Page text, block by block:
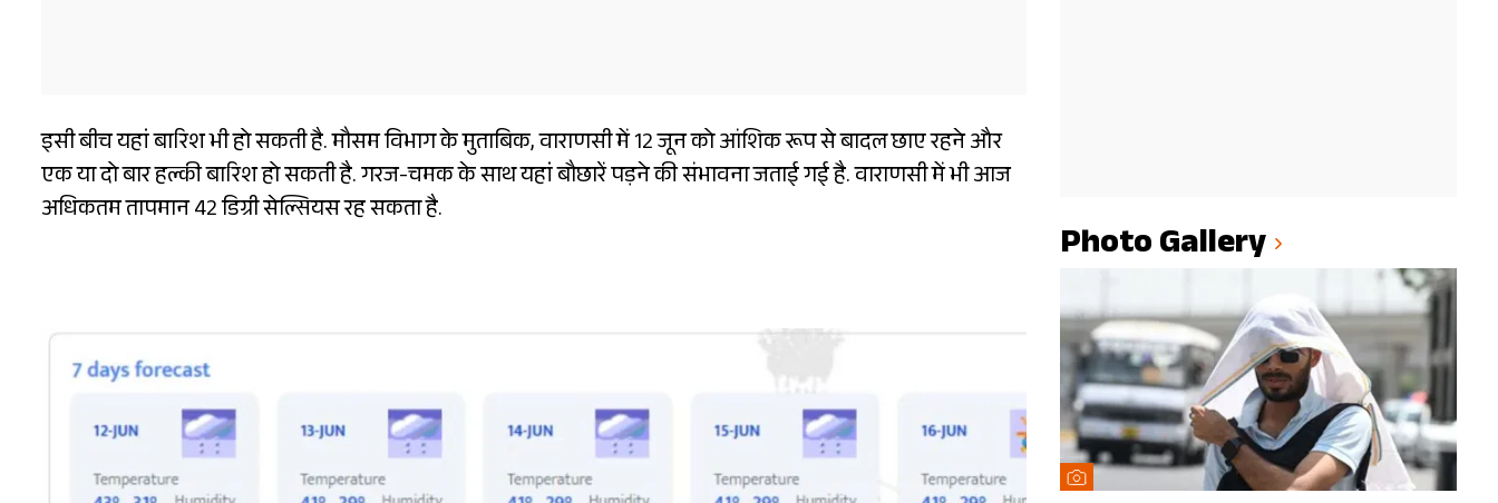
इसी बीच यहां बारिश भी हो सकती है. मौसम विभाग के मुताबिक, वाराणसी में 12 जून को आंशिक रूप से बादल छाए रहने और
एक या दो बार हल्की बारिश हो सकती है. गरज-चमक के साथ यहां बौछारें पड़ने की संभावना जताई गई है. वाराणसी में भी आज
अधिकतम तापमान 42 डिग्री सेल्सियस रह सकता है.
Photo Gallery